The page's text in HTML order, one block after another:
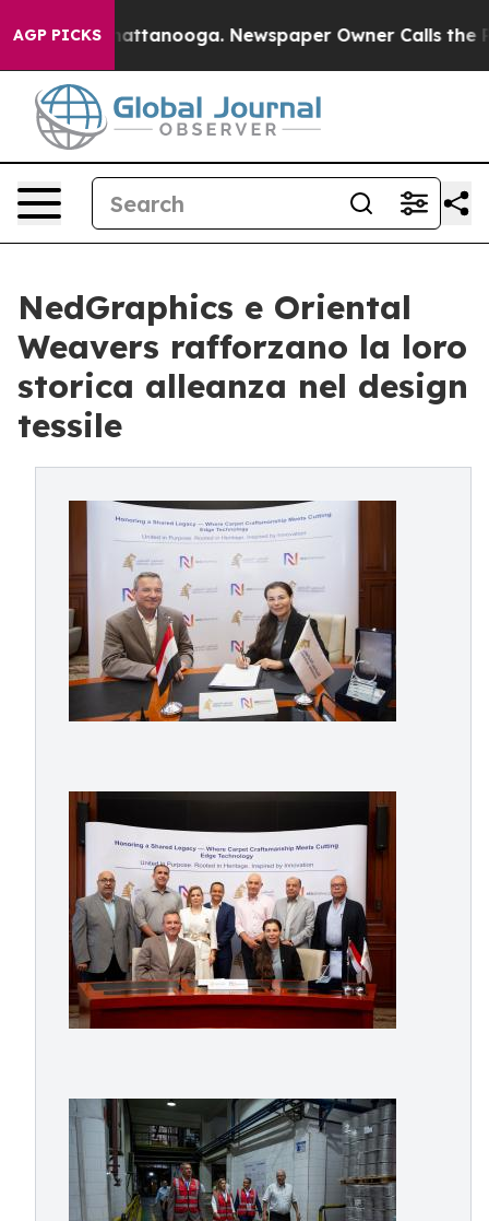
AGP PICKS
in Chattanooga. Newspaper Owner Calls the
NedGraphics e Oriental
Weavers rafforzano la loro
storica alleanza nel design
tessile